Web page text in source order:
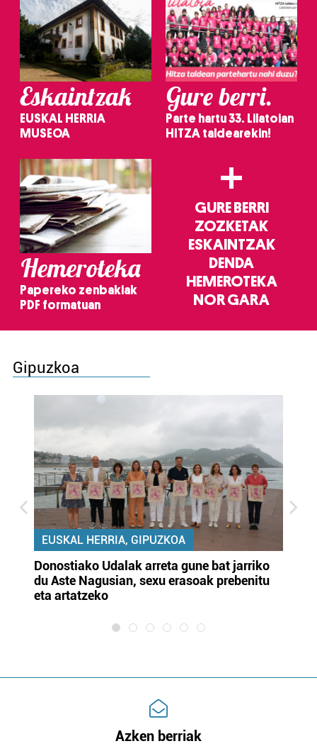
Eskaintzak
EUSKAL HERRIA
MUSEOA
Gure berri.
Parte hartu 33. Lilatoian
HITZA taldearekin!
Hemeroteka
Papereko zenbakiak
PDF formatuan
+
GURE BERRI
ZOZKETAK
ESKAINTZAK
DENDA
HEMEROTEKA
NOR GARA
Gipuzkoa
EUSKAL HERRIA, GIPUZKOA
Donostiako Udalak arreta gune bat jarriko
du Aste Nagusian, sexu erasoak prebenitu
eta artatzeko
Azken berriak